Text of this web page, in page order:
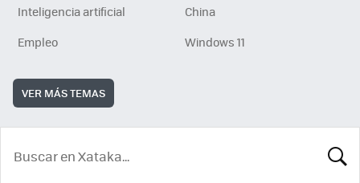
Inteligencia artificial
China
Empleo
Windows 11
VER MÁS TEMAS